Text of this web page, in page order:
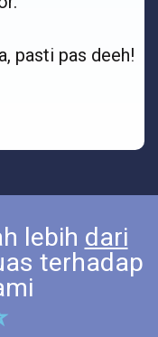
pasti pas deeh!
lebih dari
terhadap